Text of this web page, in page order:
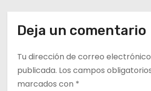
d
a
s
Deja un comentario
Tu dirección de correo
publicada. Los campos
marcados con *